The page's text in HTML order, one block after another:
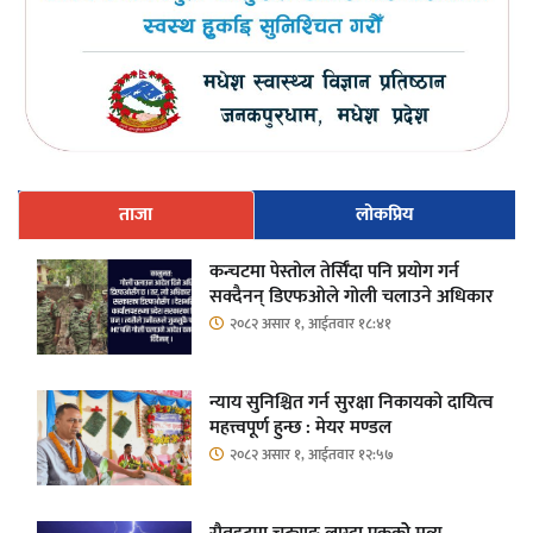
ताजा
लोकप्रिय
कन्चटमा पेस्तोल तेर्सिँदा पनि प्रयोग गर्न
सक्दैनन् डिएफओले गोली चलाउने अधिकार
२०८२ असार १, आईतवार १८:४१
न्याय सुनिश्चित गर्न सुरक्षा निकायको दायित्व
महत्त्वपूर्ण हुन्छ : मेयर मण्डल
२०८२ असार १, आईतवार १२:५७